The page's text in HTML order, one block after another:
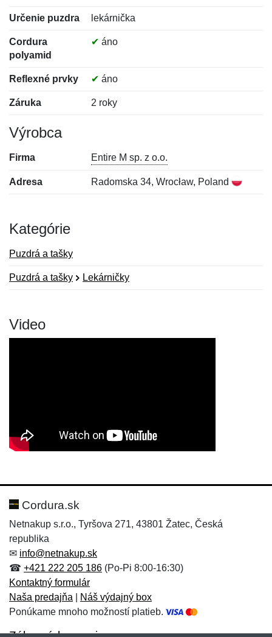
Určenie puzdra lekárnička
Cordura
polyamid
✔ áno
Reflexné prvky ✔ áno
Záruka 2 roky
Výrobca
Firma Entire M sp. z o.o.
Adresa Radomska 34, Wrocław, Poland
Kategórie
Puzdrá a tašky
Puzdrá a tašky Lekárničky
Video
Hodnotenie:
Meno:*
E-mail:
Meno:
E-mail:*
Správa*
Cordura.sk
Netnakup s.r.o., Tyršova 271, 43801 Žatec, Česká
republika
✉ info@netnakup.sk
☎ +421 222 205 186 (Po-Pi 8:00-16:30)
Kontaktný formulár
Naša predajňa
Náš výdajný box
Ponúkame mnoho možností platieb.